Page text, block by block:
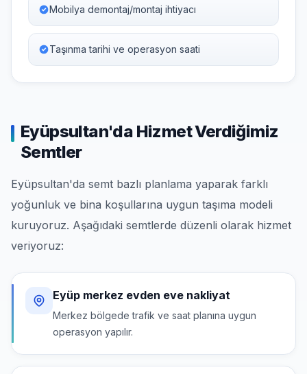
Mobilya demontaj/montaj ihtiyacı
Taşınma tarihi ve operasyon saati
Eyüpsultan'da Hizmet Verdiğimiz
Semtler
Eyüpsultan'da semt bazlı planlama yaparak farklı
yoğunluk ve bina koşullarına uygun taşıma modeli
kuruyoruz. Aşağıdaki semtlerde düzenli olarak hizmet
veriyoruz:
Eyüp merkez evden eve nakliyat
Merkez bölgede trafik ve saat planına uygun
operasyon yapılır.